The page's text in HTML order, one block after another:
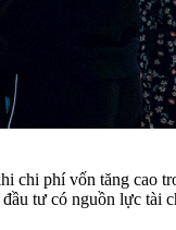
chi phí vốn tăng cao
tư có nguồn lực tài